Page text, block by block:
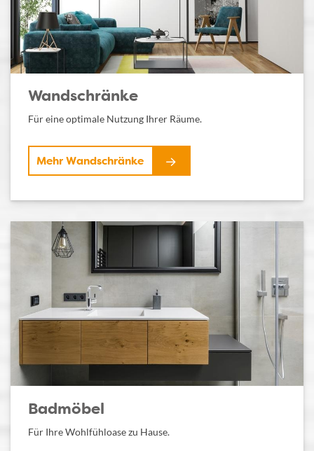
Wandschränke
Für eine optimale Nutzung Ihrer Räume.
Mehr Wandschränke
Badmöbel
Für Ihre Wohlfühloase zu Hause.